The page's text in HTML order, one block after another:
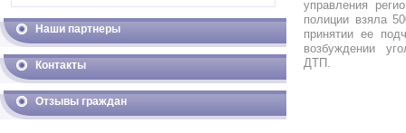
Наши партнеры
Контакты
Отзывы граждан
управления
полиции взяла
принятии ее
возбуждении
ДТП.